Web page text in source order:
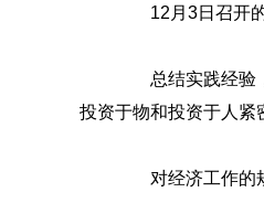
12月3日召开的
总结实践经验，
投资于物和投资于人紧
对经济工作的规